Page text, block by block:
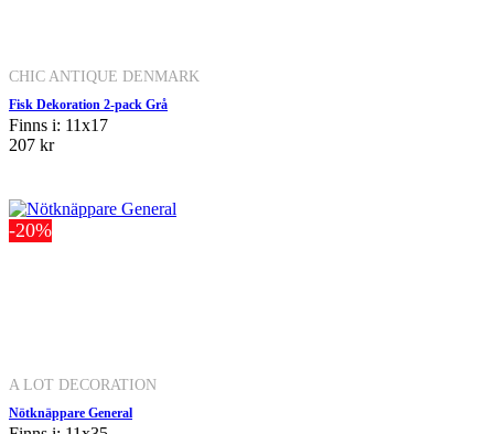
CHIC ANTIQUE DENMARK
Fisk Dekoration 2-pack Grå
Finns i: 11x17
207 kr
-20%
A LOT DECORATION
Nötknäppare General